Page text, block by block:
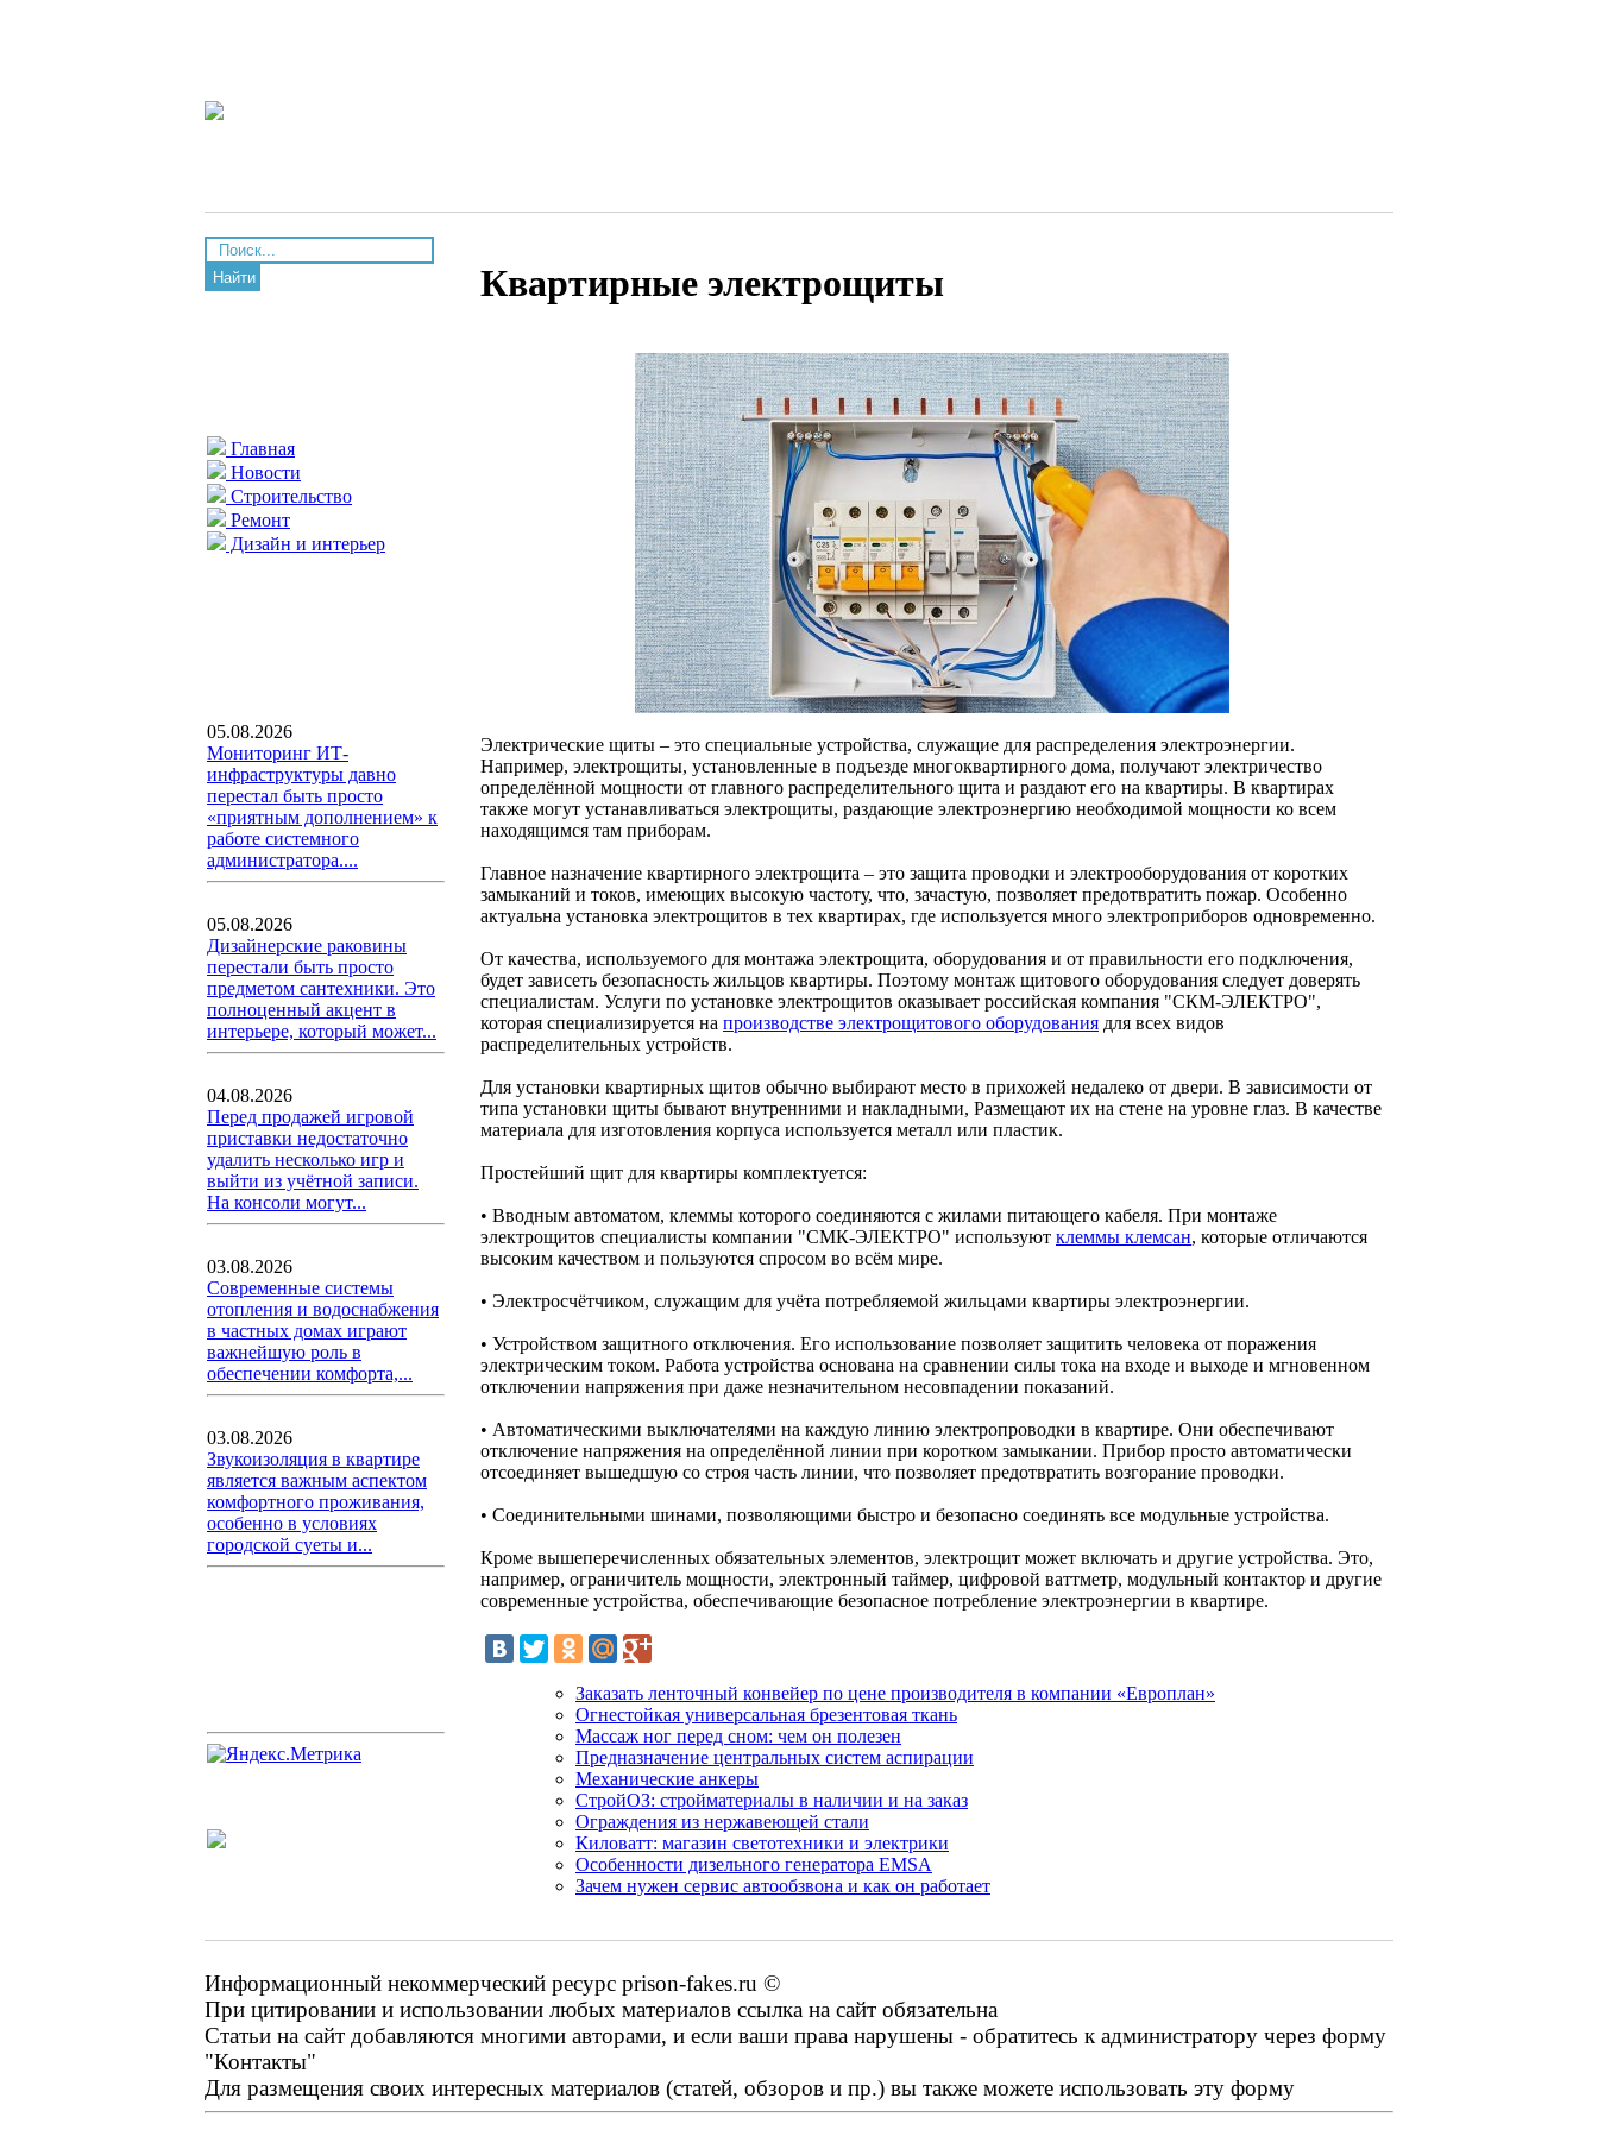
Найти
Главная
Новости
Строительство
Ремонт
Дизайн и интерьер
05.08.2026
Мониторинг ИТ-
инфраструктуры давно
перестал быть просто
«приятным дополнением» к
работе системного
администратора....
05.08.2026
Дизайнерские раковины
перестали быть просто
предметом сантехники. Это
полноценный акцент в
интерьере, который может...
04.08.2026
Перед продажей игровой
приставки недостаточно
удалить несколько игр и
выйти из учётной записи.
На консоли могут...
03.08.2026
Современные системы
отопления и водоснабжения
в частных домах играют
важнейшую роль в
обеспечении комфорта,...
03.08.2026
Звукоизоляция в квартире
является важным аспектом
комфортного проживания,
особенно в условиях
городской суеты и...
Квартирные электрощиты
Электрические щиты – это специальные устройства, служащие для распределения электроэнергии.
Например, электрощиты, установленные в подъезде многоквартирного дома, получают электричество
определённой мощности от главного распределительного щита и раздают его на квартиры. В квартирах
также могут устанавливаться электрощиты, раздающие электроэнергию необходимой мощности ко всем
находящимся там приборам.
Главное назначение квартирного электрощита – это защита проводки и электрооборудования от коротких
замыканий и токов, имеющих высокую частоту, что, зачастую, позволяет предотвратить пожар. Особенно
актуальна установка электрощитов в тех квартирах, где используется много электроприборов одновременно.
От качества, используемого для монтажа электрощита, оборудования и от правильности его подключения,
будет зависеть безопасность жильцов квартиры. Поэтому монтаж щитового оборудования следует доверять
специалистам. Услуги по установке электрощитов оказывает российская компания "СКМ-ЭЛЕКТРО",
которая специализируется на производстве электрощитового оборудования для всех видов
распределительных устройств.
Для установки квартирных щитов обычно выбирают место в прихожей недалеко от двери. В зависимости от
типа установки щиты бывают внутренними и накладными, Размещают их на стене на уровне глаз. В качестве
материала для изготовления корпуса используется металл или пластик.
Простейший щит для квартиры комплектуется:
• Вводным автоматом, клеммы которого соединяются с жилами питающего кабеля. При монтаже
электрощитов специалисты компании "СМК-ЭЛЕКТРО" используют клеммы клемсан, которые отличаются
высоким качеством и пользуются спросом во всём мире.
• Электросчётчиком, служащим для учёта потребляемой жильцами квартиры электроэнергии.
• Устройством защитного отключения. Его использование позволяет защитить человека от поражения
электрическим током. Работа устройства основана на сравнении силы тока на входе и выходе и мгновенном
отключении напряжения при даже незначительном несовпадении показаний.
• Автоматическими выключателями на каждую линию электропроводки в квартире. Они обеспечивают
отключение напряжения на определённой линии при коротком замыкании. Прибор просто автоматически
отсоединяет вышедшую со строя часть линии, что позволяет предотвратить возгорание проводки.
• Соединительными шинами, позволяющими быстро и безопасно соединять все модульные устройства.
Кроме вышеперечисленных обязательных элементов, электрощит может включать и другие устройства. Это,
например, ограничитель мощности, электронный таймер, цифровой ваттметр, модульный контактор и другие
современные устройства, обеспечивающие безопасное потребление электроэнергии в квартире.
Заказать ленточный конвейер по цене производителя в компании «Европлан»
Огнестойкая универсальная брезентовая ткань
Массаж ног перед сном: чем он полезен
Предназначение центральных систем аспирации
Механические анкеры
СтройОЗ: стройматериалы в наличии и на заказ
Ограждения из нержавеющей стали
Киловатт: магазин светотехники и электрики
Особенности дизельного генератора EMSA
Зачем нужен сервис автообзвона и как он работает
Информационный некоммерческий ресурс prison-fakes.ru ©
При цитировании и использовании любых материалов ссылка на сайт обязательна
Статьи на сайт добавляются многими авторами, и если ваши права нарушены - обратитесь к администратору через форму
"Контакты"
Для размещения своих интересных материалов (статей, обзоров и пр.) вы также можете использовать эту форму